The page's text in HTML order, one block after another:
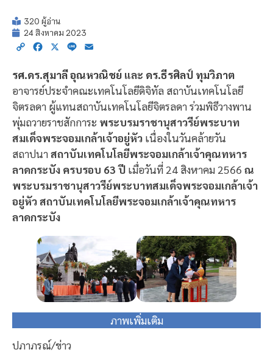
320 ผู้อ่าน
24 สิงหาคม 2023
Copy Facebook
X Line
รศ.ดร.สุมาลี อุณหวณิชย์ และ ดร.ธีรศิลป์ ทุมวิภาต
อาจารย์ประจำคณะเทคโนโลยีดิจิทัล สถาบันเทคโนโลยี
จิตรลดา ผู้แทนสถาบันเทคโนโลยีจิตรลดา ร่วมพิธีวางพาน
พุ่มถวายราชสักการะ พระบรมราชานุสาวรีย์พระบาท
สมเด็จพระจอมเกล้าเจ้าอยู่หัว เนื่องในวันคล้ายวัน
สถาปนาสถาบันเทคโนโลยีพระจอมเกล้าเจ้าคุณทหาร
ลาดกระบัง ครบรอบ 63 ปี เมื่อวันที่ 24 สิงหาคม 2566 ณ
พระบรมราชานุสาวรีย์พระบาทสมเด็จพระจอมเกล้าเจ้า
อยู่หัว สถาบันเทคโนโลยีพระจอมเกล้าเจ้าคุณทหาร
ลาดกระบัง
ภาพเพิ่มเติม
ปภาภรณ์/ข่าว